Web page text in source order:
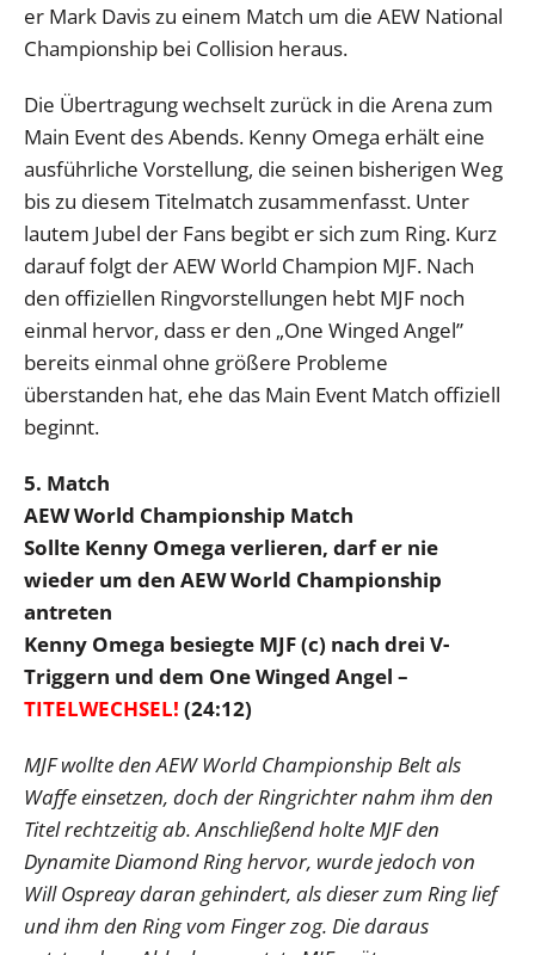
er Mark Davis zu einem Match um die AEW National
Championship bei Collision heraus.
Die Übertragung wechselt zurück in die Arena zum
Main Event des Abends. Kenny Omega erhält eine
ausführliche Vorstellung, die seinen bisherigen Weg
bis zu diesem Titelmatch zusammenfasst. Unter
lautem Jubel der Fans begibt er sich zum Ring. Kurz
darauf folgt der AEW World Champion MJF. Nach
den offiziellen Ringvorstellungen hebt MJF noch
einmal hervor, dass er den „One Winged Angel”
bereits einmal ohne größere Probleme
überstanden hat, ehe das Main Event Match offiziell
beginnt.
5. Match
AEW World Championship Match
Sollte Kenny Omega verlieren, darf er nie
wieder um den AEW World Championship
antreten
Kenny Omega besiegte MJF (c) nach drei V-
Triggern und dem One Winged Angel –
TITELWECHSEL! (24:12)
MJF wollte den AEW World Championship Belt als
Waffe einsetzen, doch der Ringrichter nahm ihm den
Titel rechtzeitig ab. Anschließend holte MJF den
Dynamite Diamond Ring hervor, wurde jedoch von
Will Ospreay daran gehindert, als dieser zum Ring lief
und ihm den Ring vom Finger zog. Die daraus